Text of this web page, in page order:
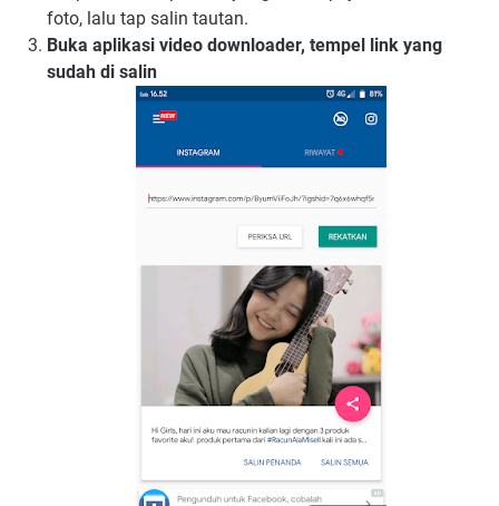
foto, lalu tap salin tautan.
Buka aplikasi video downloader, tempel link yang
sudah di salin